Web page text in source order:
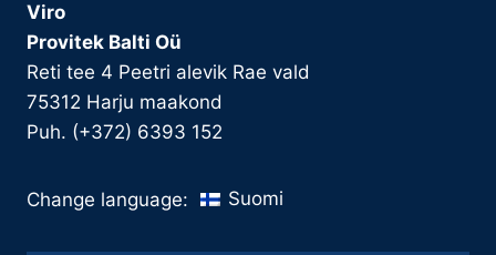
Viro
Provitek Balti Oü
Reti tee 4 Peetri alevik Rae vald
75312 Harju maakond
Puh. (+372) 6393 152
Change language: Suomi